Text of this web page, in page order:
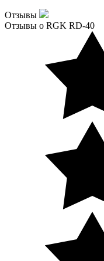
Отзывы
Отзывы о RGK RD-40